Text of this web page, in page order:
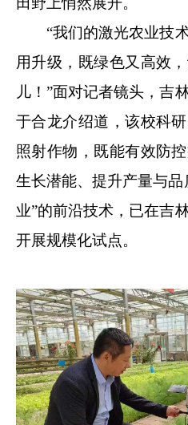
“我们的激光农业技术
用升级，既绿色又高效
儿！”面对记者镜头，吉
于合龙介绍道，该校科
照射作物，既能有效防
生长潜能、提升产量与
业”的前沿技术，已在吉
开展规模化试点。